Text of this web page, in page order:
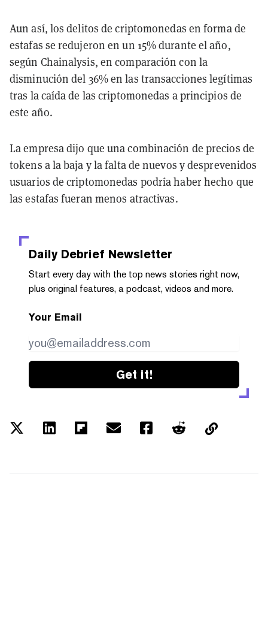
Aun así, los delitos de criptomonedas en forma de
estafas se redujeron en un 15% durante el año,
según Chainalysis, en comparación con la
disminución del 36% en las transacciones legítimas
tras la caída de las criptomonedas a principios de
este año.
La empresa dijo que una combinación de precios de
tokens a la baja y la falta de nuevos y desprevenidos
usuarios de criptomonedas podría haber hecho que
las estafas fueran menos atractivas.
Daily Debrief Newsletter
Start every day with the top news stories right now,
plus original features, a podcast, videos and more.
Your Email
Get it!